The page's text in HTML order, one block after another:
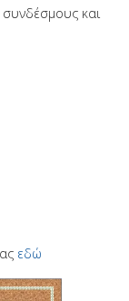
και
εδώ